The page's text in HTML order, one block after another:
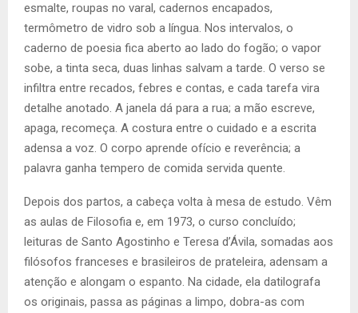
esmalte, roupas no varal, cadernos encapados,
termômetro de vidro sob a língua. Nos intervalos, o
caderno de poesia fica aberto ao lado do fogão; o vapor
sobe, a tinta seca, duas linhas salvam a tarde. O verso se
infiltra entre recados, febres e contas, e cada tarefa vira
detalhe anotado. A janela dá para a rua; a mão escreve,
apaga, recomeça. A costura entre o cuidado e a escrita
adensa a voz. O corpo aprende ofício e reverência; a
palavra ganha tempero de comida servida quente.
Depois dos partos, a cabeça volta à mesa de estudo. Vêm
as aulas de Filosofia e, em 1973, o curso concluído;
leituras de Santo Agostinho e Teresa d’Ávila, somadas aos
filósofos franceses e brasileiros de prateleira, adensam a
atenção e alongam o espanto. Na cidade, ela datilografa
os originais, passa as páginas a limpo, dobra-as com